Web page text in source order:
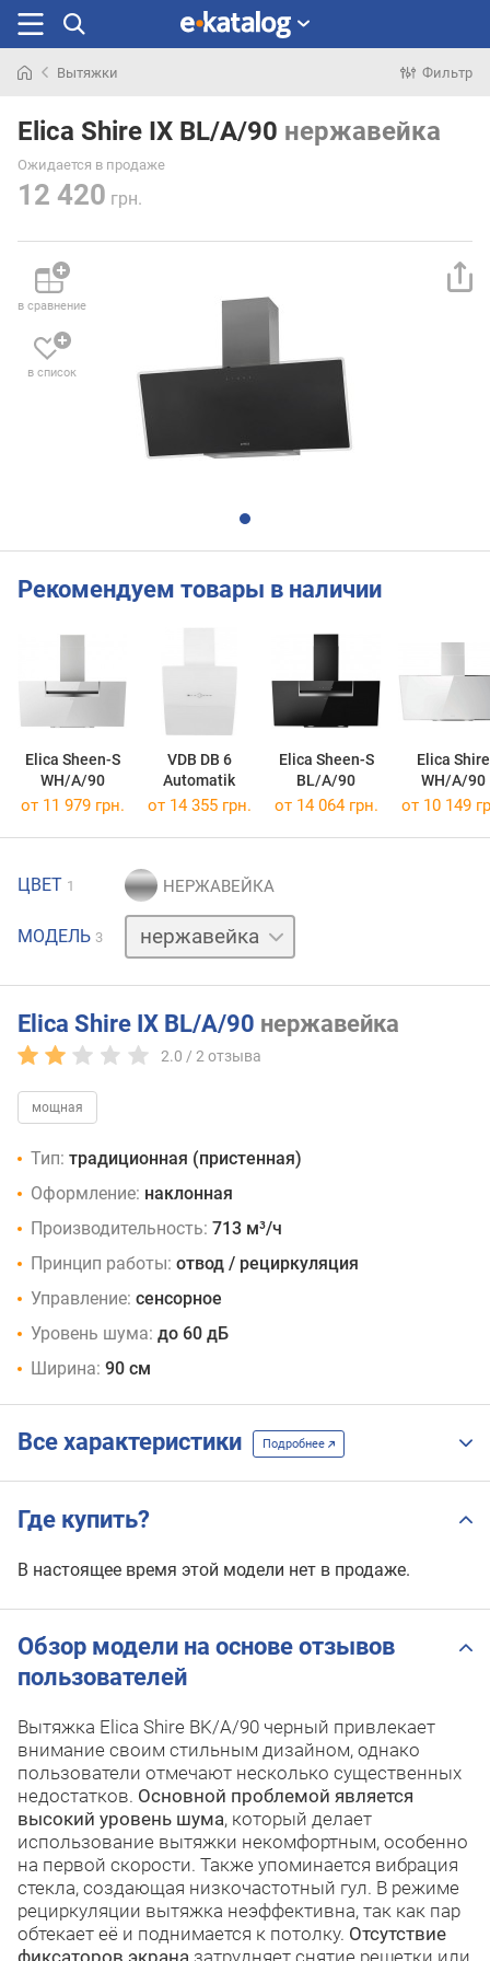
раньше
Вытяжки Фильтр
Elica Shire IX BL/A/90 нержавейка
Ожидается в продаже
12 420 грн.
в сравнение
в список
Рекомендуем товары в наличии
Elica Sheen-S
WH/A/90
VDB DB 6
Automatik
Elica Sheen-S
BL/A/90
Elica Shire
WH/A/90
от 11 979 грн. от 14 355 грн. от 14 064 грн. от 10 149
ЦВЕТ 1
МОДЕЛЬ 3
черный
Elica Shire IX BL/A/90 нержавейка
2.0 /2 отзыва
мощная
Тип: традиционная (пристенная)
Оформление: наклонная
Производительность: 713 м³/ч
Принцип работы: отвод / рециркуляция
Управление: сенсорное
Уровень шума: до 60 дБ
Ширина: 90 см
Все характеристики Подробнее
Где купить?
В настоящее время этой модели нет в продаже.
Обзор модели на основе отзывов
пользователей
Вытяжка Elica Shire BK/A/90 черный привлекает
внимание своим стильным дизайном, однако
пользователи отмечают несколько существенных
недостатков. Основной проблемой является
высокий уровень шума, который делает
использование вытяжки некомфортным, особенно
на первой скорости. Также упоминается вибрация
стекла, создающая низкочастотный гул. В режиме
рециркуляции вытяжка неэффективна, так как пар
обтекает её и поднимается к потолку. Отсутствие
фиксаторов экрана затрудняет снятие решетки или